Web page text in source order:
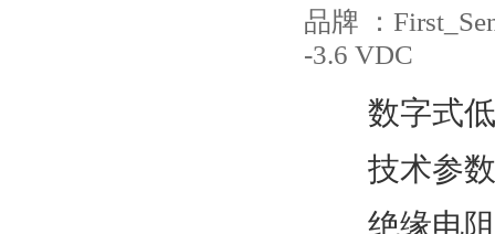
品牌 ：
-3.6 VDC
数字式
技术参
绝缘电阻